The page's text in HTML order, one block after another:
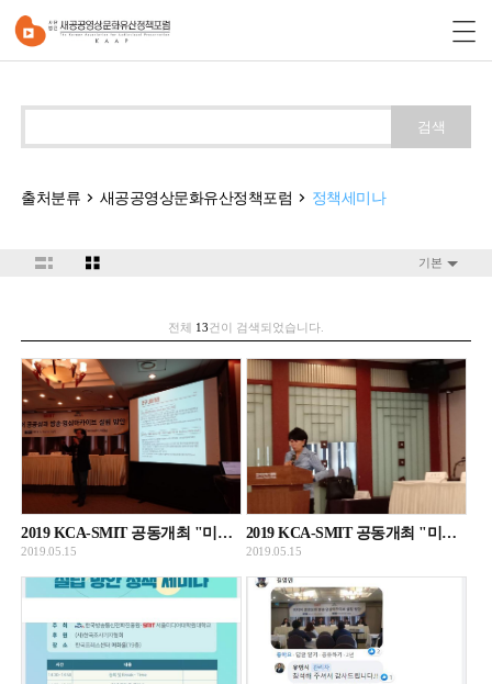
검색
출처분류 새공공영상문화유산정책포럼 정책세미나
기본
전체 13건이 검색되었습니다.
2019 KCA-SMIT 공동개최 "미디어공공성과 방송.영상아카이브 설립방안 정책 세미나" 발표자료 - 박춘원
2019.05.15
2019 KCA-SMIT 공동개최 "미디어공공성과 방송.영상아카이브 설립방안 정책 세미나" 발표자료 - 정회경
2019.05.15